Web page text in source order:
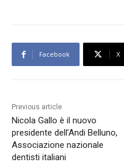
Facebook X
Previous article
Nicola Gallo è il nuovo
presidente dell’Andi Belluno,
Associazione nazionale
dentisti italiani